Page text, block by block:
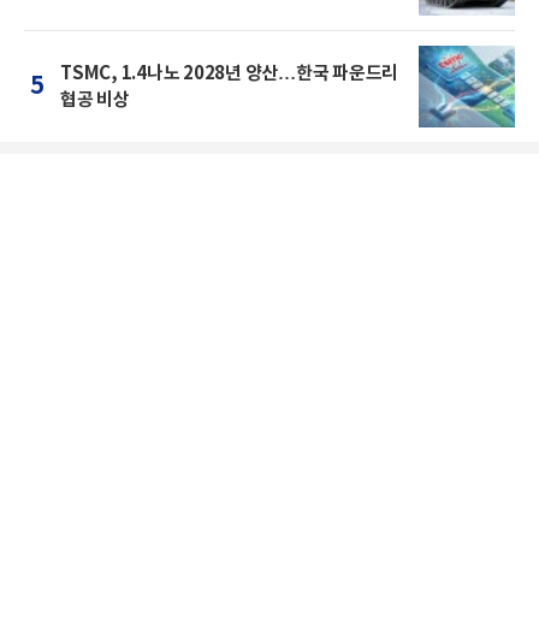
5
TSMC, 1.4나노 2028년 양산…한국 파운드리
협공 비상